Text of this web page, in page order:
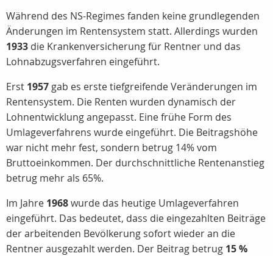
Während des NS-Regimes fanden keine grundlegenden
Änderungen im Rentensystem statt. Allerdings wurden
1933 die Krankenversicherung für Rentner und das
Lohnabzugsverfahren eingeführt.
Erst 1957 gab es erste tiefgreifende Veränderungen im
Rentensystem. Die Renten wurden dynamisch der
Lohnentwicklung angepasst. Eine frühe Form des
Umlageverfahrens wurde eingeführt. Die Beitragshöhe
war nicht mehr fest, sondern betrug 14% vom
Bruttoeinkommen. Der durchschnittliche Rentenanstieg
betrug mehr als 65%.
Im Jahre 1968wurde das heutige Umlageverfahren
eingeführt. Das bedeutet, dass die eingezahlten Beiträge
der arbeitenden Bevölkerung sofort wieder an die
Rentner ausgezahlt werden. Der Beitrag betrug 15 %